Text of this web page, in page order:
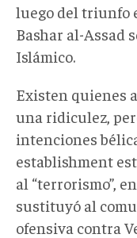
luego del triunfo
Bashar al-Assad
Islámico.
Existen quienes
una ridiculez,
intenciones
establishment
al “terrorismo”,
sustituyó al
ofensiva contra